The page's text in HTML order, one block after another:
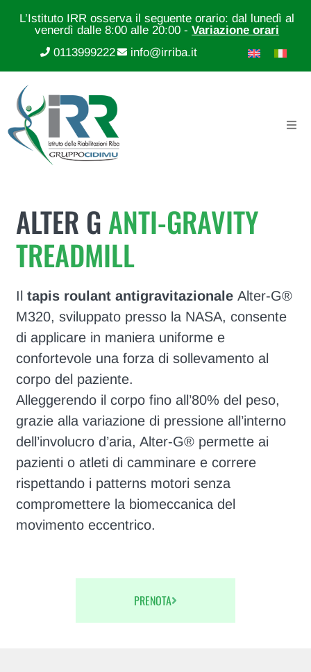
L’Istituto IRR osserva il seguente orario: dal lunedì al
venerdì dalle 8:00 alle 20:00 -Variazione orari
0113999222
info@irriba.it
ALTER G ANTI-GRAVITY
TREADMILL
Iltapis roulant antigravitazionale Alter-G®
M320, sviluppato presso la NASA, consente
di applicare in maniera uniforme e
confortevole una forza di sollevamento al
corpo del paziente.
Alleggerendo il corpo fino all’80% del peso,
grazie alla variazione di pressione all’interno
dell’involucro d’aria, Alter-G® permette ai
pazienti o atleti di camminare e correre
rispettando i patterns motori senza
compromettere la biomeccanica del
movimento eccentrico.
PRENOTA